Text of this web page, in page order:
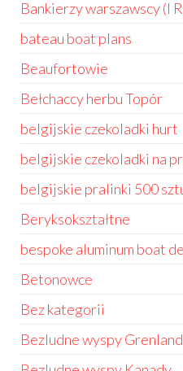
Bankierzy warszawscy (I
bateau boat plans
Beaufortowie
Bełchaccy herbu Topór
belgijskie czekoladki hurt
belgijskie czekoladki na
belgijskie pralinki 500
Beryksokształtne
bespoke aluminum boat
Betonowce
Bez kategorii
Bezludne wyspy